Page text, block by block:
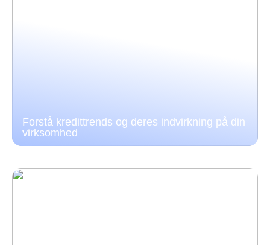
Forstå kredittrends og deres indvirkning på din
virksomhed